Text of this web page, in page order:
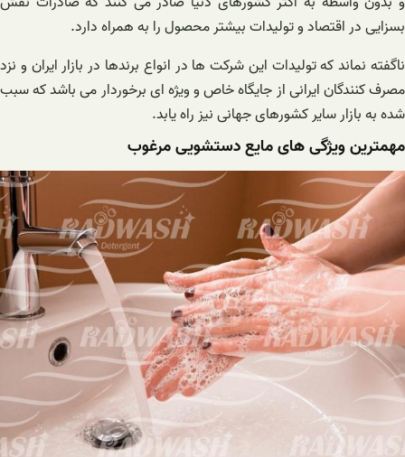
بسزایی در اقتصاد و تولیدات بیشتر محصول را به همراه دارد.
ناگفته نماند که تولیدات این شرکت ها در انواع برندها در بازار ایران و نزد
مصرف کنندگان ایرانی از جایگاه خاص و ویژه ای برخوردار می باشد که سبب
شده به بازار سایر کشورهای جهانی نیز راه یابد.
مهمترین ویژگی های مایع دستشویی مرغوب